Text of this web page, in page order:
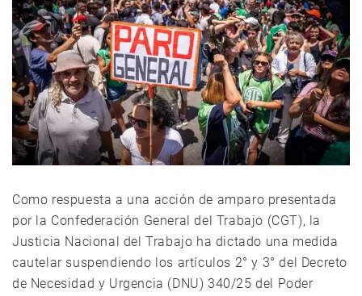
Como respuesta a una acción de amparo presentada
por la Confederación General del Trabajo (CGT), la
Justicia Nacional del Trabajo ha dictado una medida
cautelar suspendiendo los artículos 2° y 3° del Decreto
de Necesidad y Urgencia (DNU) 340/25 del Poder